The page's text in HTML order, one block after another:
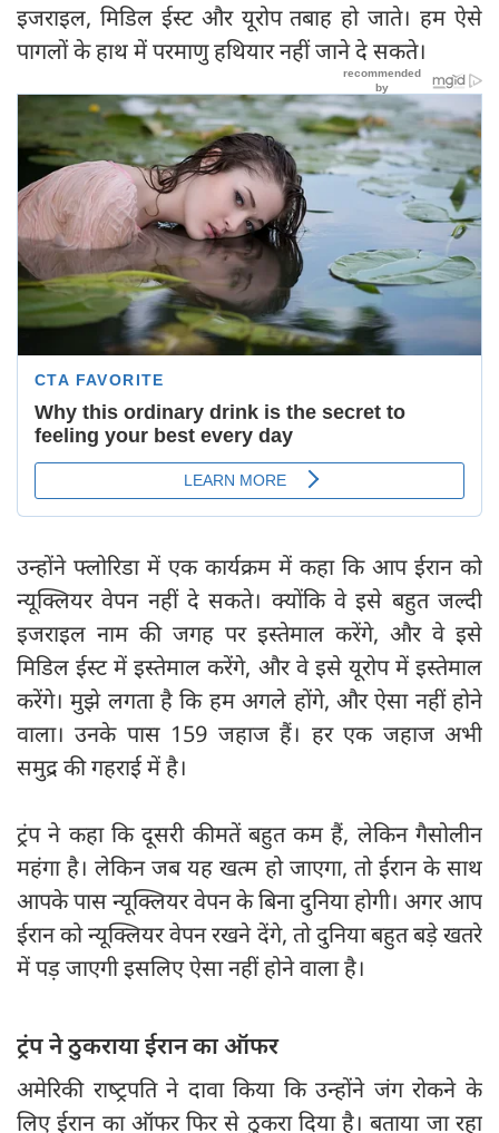
इजराइल, मिडिल ईस्ट और यूरोप तबाह हो जाते। हम ऐसे
पागलों के हाथ में परमाणु हथियार नहीं जाने दे सकते।
उन्होंने फ्लोरिडा में एक कार्यक्रम में कहा कि आप ईरान को
न्यूक्लियर वेपन नहीं दे सकते। क्योंकि वे इसे बहुत जल्दी
इजराइल नाम की जगह पर इस्तेमाल करेंगे, और वे इसे
मिडिल ईस्ट में इस्तेमाल करेंगे, और वे इसे यूरोप में इस्तेमाल
करेंगे। मुझे लगता है कि हम अगले होंगे, और ऐसा नहीं होने
वाला। उनके पास 159 जहाज हैं। हर एक जहाज अभी
समुद्र की गहराई में है।
ट्रंप ने कहा कि दूसरी कीमतें बहुत कम हैं, लेकिन गैसोलीन
महंगा है। लेकिन जब यह खत्म हो जाएगा, तो ईरान के साथ
आपके पास न्यूक्लियर वेपन के बिना दुनिया होगी। अगर आप
ईरान को न्यूक्लियर वेपन रखने देंगे, तो दुनिया बहुत बड़े खतरे
में पड़ जाएगी इसलिए ऐसा नहीं होने वाला है।
ट्रंप ने ठुकराया ईरान का ऑफर
अमेरिकी राष्‍ट्रपति ने दावा किया कि उन्होंने जंग रोकने के
लिए ईरान का ऑफर फिर से ठुकरा दिया है। बताया जा रहा